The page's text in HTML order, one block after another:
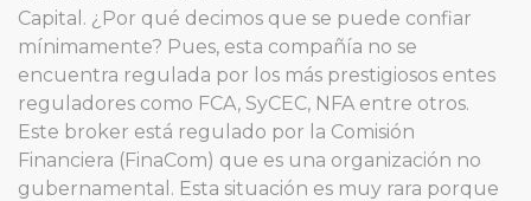
Capital. ¿Por qué decimos que se puede confiar
mínimamente? Pues, esta compañía no se
encuentra regulada por los más prestigiosos entes
reguladores como FCA, SyCEC, NFA entre otros.
Este broker está regulado por la Comisión
Financiera (FinaCom) que es una organización no
gubernamental. Esta situación es muy rara porque